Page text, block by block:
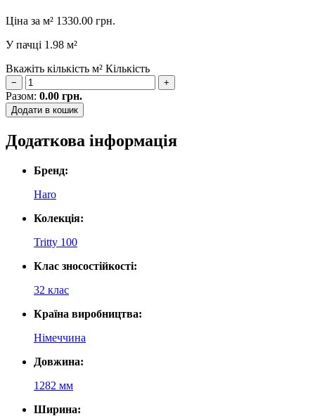
Ціна за м² 1330.00 грн.
У пачці 1.98 м²
Вкажіть кількість м² Кількість
− +
Разом: 0.00 грн.
Додати в кошик
Додаткова інформація
Бренд:
Haro
Колекція:
Tritty 100
Клас зносостійкості:
32 клас
Країна виробництва:
Німеччина
Довжина:
1282 мм
Ширина: